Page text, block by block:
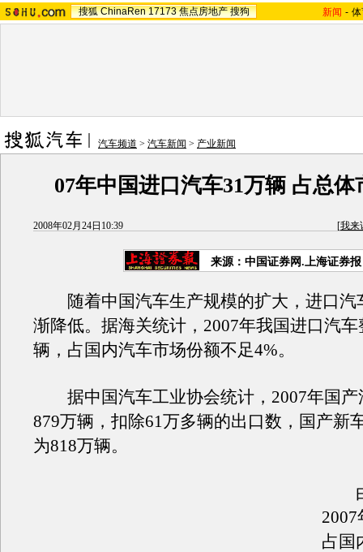
搜狐 ChinaRen 17173 焦点房地产 搜狗 新闻 -
汽车频道 > 汽车新闻 > 产业新闻
07年中国进口汽车31万辆 占总体
2008年02月24日10:39 [我来
来源：中国证券网.上海证券
随着中国汽车生产规模的扩大，进口汽
渐降低。据海关统计，2007年我国进口汽车
辆，占国内汽车市场份额不足4%。
据中国汽车工业协会统计，2007年国产
879万辆，扣除61万多辆的出口数，国产新
为818万辆。
由
占国